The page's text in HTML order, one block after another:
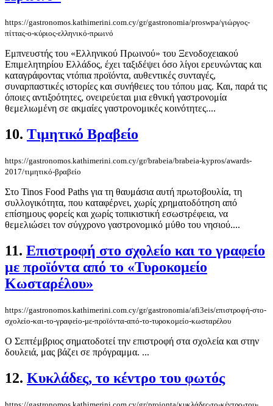
https://gastronomos.kathimerini.com.cy/gr/gastronomia/proswpa/γιώργος-
πίττας-ο-κύριος-ελληνικό-πρωινό
Εμπνευστής του «Ελληνικού Πρωινού» του Ξενοδοχειακού
Επιμελητηρίου Ελλάδος, έχει ταξιδέψει όσο λίγοι ερευνώντας και
καταγράφοντας ντόπια προϊόντα, αυθεντικές συνταγές,
συναρπαστικές ιστορίες και συνήθειες του τόπου μας. Και, παρά τις
όποιες αντιξοότητες, ονειρεύεται μια εθνική γαστρονομία
θεμελιωμένη σε ακμαίες γαστρονομικές κοινότητες....
10. Τιμητικό Βραβείο
https://gastronomos.kathimerini.com.cy/gr/brabeia/brabeia-kypros/awards-
2017/τιμητικό-βραβείο
Στο Tinos Food Paths για τη θαυμάσια αυτή πρωτοβουλία, τη
συλλογικότητα, που καταφέρνει, χωρίς χρηματοδότηση από
επίσημους φορείς και χωρίς τοπικιστική εσωστρέφεια, να
θεμελιώσει τον σύγχρονο γαστρονομικό μύθο του νησιού....
11. Επιστροφή στο σχολείο και το γραφείο
με προϊόντα από το «Τυροκομείο
Κωσταρέλου»
https://gastronomos.kathimerini.com.cy/gr/gastronomia/afi3eis/επιστροφή-στο-
σχολείο-και-το-γραφείο-με-προϊόντα-από-το-τυροκομείο-κωσταρέλου
Ο Σεπτέμβριος σηματοδοτεί την επιστροφή στα σχολεία και στην
δουλειά, μας βάζει σε πρόγραμμα. ...
12. Κυκλάδες, το κέντρο του φωτός